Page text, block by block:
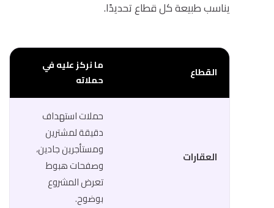
يناسب طبيعة كل قطاع تحديدًا.
القطاع
ما نركز عليه في
حملاته
العقارات
حملات استهداف
دقيقة لمشترين
ومستأجرين جادين،
وصفحات هبوط
تعرض المشروع
بوضوح.